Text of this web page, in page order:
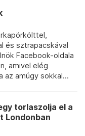
és sztrapacskával
Facebook-oldala
amivel elég
az amúgy sokkal...
torlaszolja el a
Londonban